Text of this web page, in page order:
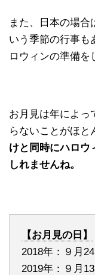
また、日本の場合
いう季節の行事も
ロウィンの準備を
お月見は年によっ
らないことがほと
けと同時にハロウ
しれませんね。
【お月見の日】
2018年：９月24
2019年：９月13